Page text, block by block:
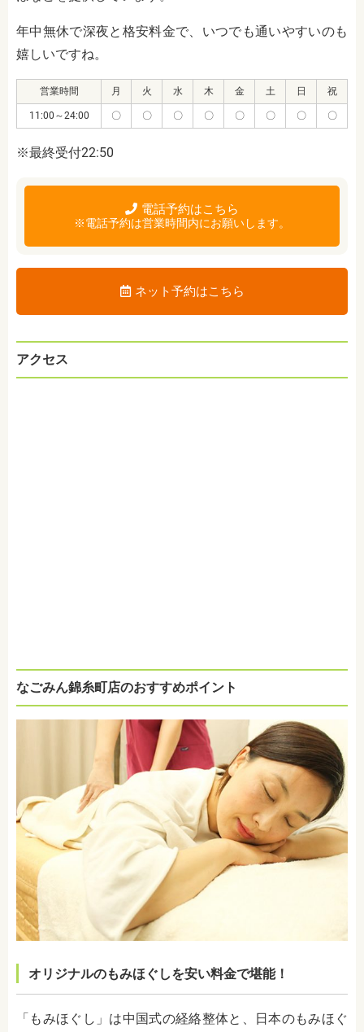
年中無休で深夜と格安料金で、いつでも通いやすいのも
嬉しいですね。
営業時間 月 火 水 木 金 土 日 祝
11:00～24:00 〇 〇 〇 〇 〇 〇 〇 〇
※最終受付22:50
電話予約はこちら
※電話予約は営業時間内にお願いします。
ネット予約はこちら
アクセス
なごみん錦糸町店のおすすめポイント
オリジナルのもみほぐしを安い料金で堪能！
「もみほぐし」は中国式の経絡整体と、日本のもみほぐ